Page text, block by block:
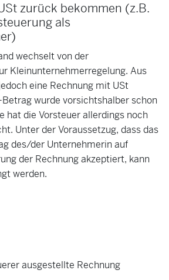
zurück bekommen (z.B.
als
wechselt von der
Kleinunternehmerregelung. Aus
eine Rechnung mit USt
wurde vorsichtshalber schon
hat die Vorsteuer allerdings noch
Unter der Voraussetzug, dass das
des/der Unternehmerin auf
der Rechnung akzeptiert, kann
werden.
ausgestellte Rechnung